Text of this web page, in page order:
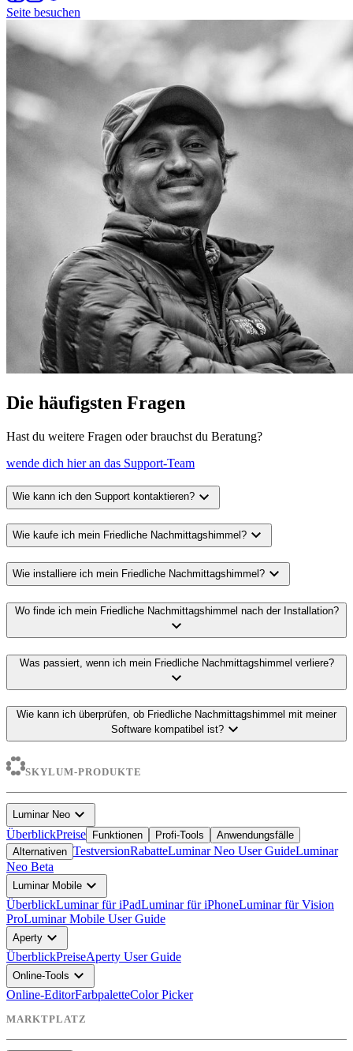
Seite besuchen
Die häufigsten Fragen
Hast du weitere Fragen oder brauchst du Beratung?
wende dich hier an das Support-Team
Wie kann ich den Support kontaktieren? expand_more
Wie kaufe ich mein Friedliche Nachmittagshimmel? expand_more
Wie installiere ich mein Friedliche Nachmittagshimmel? expand_more
Wo finde ich mein Friedliche Nachmittagshimmel nach der Installation?
expand_more
Was passiert, wenn ich mein Friedliche Nachmittagshimmel verliere?
expand_more
Wie kann ich überprüfen, ob Friedliche Nachmittagshimmel mit meiner
Software kompatibel ist?expand_more
SKYLUM-PRODUKTE
Luminar Neo expand_more
ÜberblickPreise Funktionen Profi-Tools
Anwendungsfälle
Alternativen TestversionRabatteLuminar Neo User GuideLuminar
Neo Beta
Luminar Mobile expand_more
ÜberblickLuminar für iPadLuminar für iPhoneLuminar für Vision
ProLuminar Mobile User Guide
Aperty expand_more
ÜberblickPreiseAperty User Guide
Online-Tools expand_more
Online-EditorFarbpaletteColor Picker
MARKTPLATZ